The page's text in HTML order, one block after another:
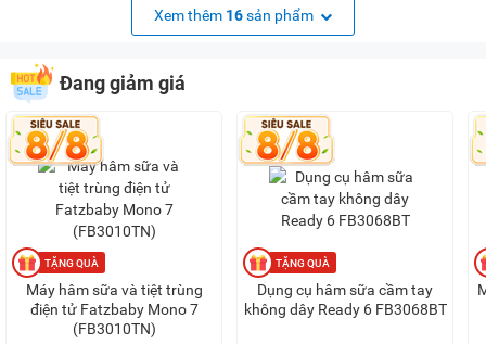
Xem thêm 16sản phẩm
Đang giảm giá
Máy hâm sữa và tiệt trùng
điện tử Fatzbaby Mono 7
(FB3010TN)
Dụng cụ hâm sữa cầm tay
không dây Ready 6 FB3068BT